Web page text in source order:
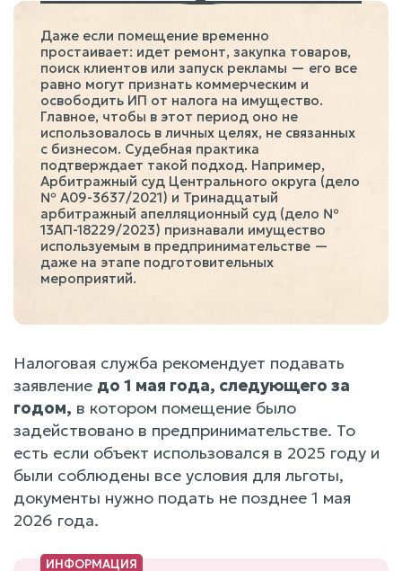
Даже если помещение временно
простаивает: идет ремонт, закупка товаров,
поиск клиентов или запуск рекламы — его все
равно могут признать коммерческим и
освободить ИП от налога на имущество.
Главное, чтобы в этот период оно не
использовалось в личных целях, не связанных
с бизнесом. Судебная практика
подтверждает такой подход. Например,
Арбитражный суд Центрального округа (дело
№ А09-3637/2021) и Тринадцатый
арбитражный апелляционный суд (дело №
13АП-18229/2023) признавали имущество
используемым в предпринимательстве —
даже на этапе подготовительных
мероприятий.
Налоговая служба рекомендует подавать
заявление до 1 мая года, следующего за
годом, в котором помещение было
задействовано в предпринимательстве. То
есть если объект использовался в 2025 году и
были соблюдены все условия для льготы,
документы нужно подать не позднее 1 мая
2026 года.